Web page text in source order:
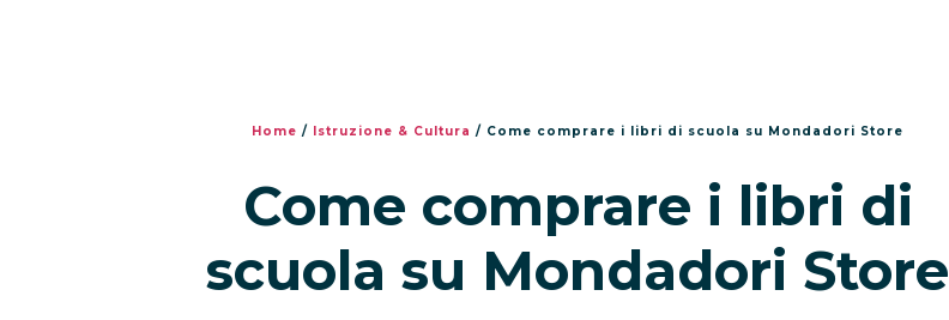
Home / Istruzione & Cultura / Come comprare i libri di scuola su Mondadori Store
Come comprare i libri di
scuola su Mondadori Store